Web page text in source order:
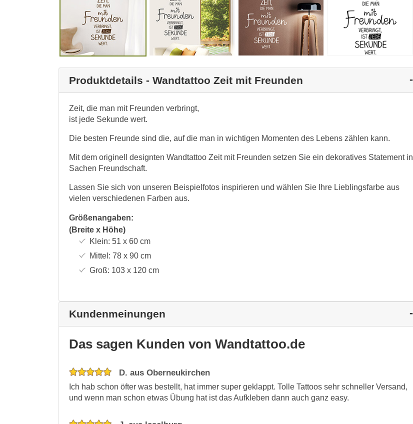
Produktdetails - Wandtattoo Zeit mit Freunden
Zeit, die man mit Freunden verbringt,
ist jede Sekunde wert.
Die besten Freunde sind die, auf die man in wichtigen Momenten des Lebens zählen kann.
Mit dem originell designten Wandtattoo Zeit mit Freunden setzen Sie ein dekoratives Statement in
Sachen Freundschaft.
Lassen Sie sich von unseren Beispielfotos inspirieren und wählen Sie Ihre Lieblingsfarbe aus
vielen verschiedenen Farben aus.
Größenangaben:
(Breite x Höhe)
Klein: 51 x 60cm
Mittel: 78 x 90cm
Groß: 103 x 120cm
Kundenmeinungen
Das sagen Kunden von Wandtattoo.de
D. aus Oberneukirchen
Ich hab schon öfter was bestellt, hat immer super geklappt. Tolle Tattoos sehr schneller Versand,
und wenn man schon etwas Übung hat ist das Aufkleben dann auch ganz easy.